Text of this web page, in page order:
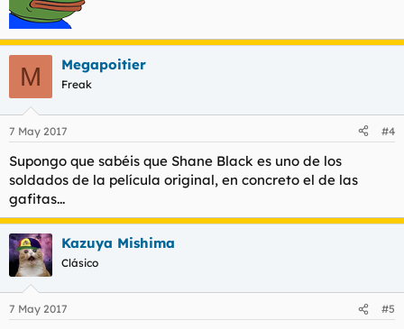
M Megapoitier
Freak
7 May 2017 #4
Supongo que sabéis que Shane Black es uno de los
soldados de la película original, en concreto el de las
gafitas...
Kazuya Mishima
Clásico
7 May 2017 #5